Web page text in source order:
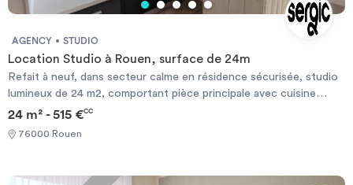
AGENCY STUDIO
Location Studio à Rouen, surface de 24m
Refait à neuf, dans secteur calme en résidence sécurisée, studio
lumineux de 24 m2, comportant pièce principale avec cuisine
aménagée et équipée (plaques, hotte, frigo),placard aménagé,
parking couverte. Chauffage, eau chaude, eau froide compris
auxquels ce bien est exposé sont disponibles sur le site
24 m² - 515 €CC
76000 Rouen